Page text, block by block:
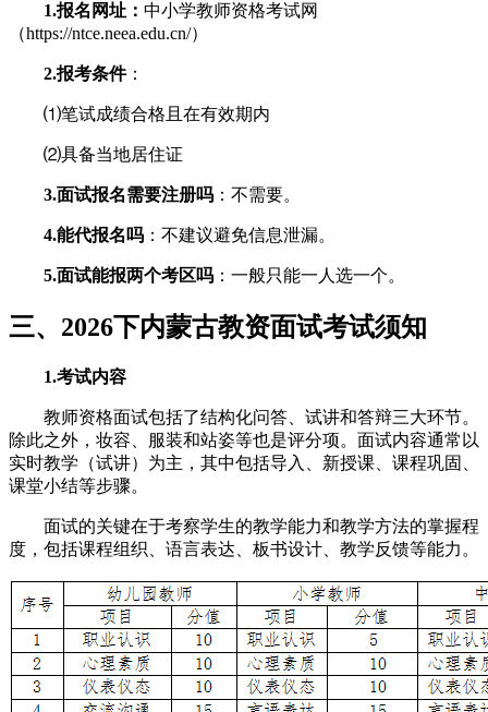
1.报名网址： 中小学教师资格考试网
（https://ntce.neea.edu.cn/）
2.报考条件：
⑴笔试成绩合格且在有效期内
⑵具备当地居住证
3.面试报名需要注册吗 ：不需要。
4.能代报名吗 ：不建议避免信息泄漏。
5.面试能报两个考区吗 ：一般只能一人选一个。
三、2026下内蒙古教资面试考试须知
1.考试内容
教师资格面试包括了结构化问答、试讲和答辩三大环节。
除此之外，妆容、服装和站姿等也是评分项。面试内容通常以
实时教学（试讲）为主，其中包括导入、新授课、课程巩固、
课堂小结等步骤。
面试的关键在于考察学生的教学能力和教学方法的掌握程
度，包括课程组织、语言表达、板书设计、教学反馈等能力。